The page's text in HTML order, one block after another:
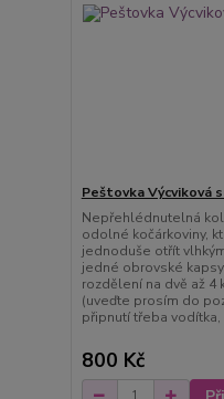
Peštovka Výcviková
Nepřehlédnutelná
odolné kočárkoviny,
jednoduše otřít
jedné obrovské
rozdělení na dvě až 4
(uveďte prosím do
připnutí třeba vodítka,
800 Kč